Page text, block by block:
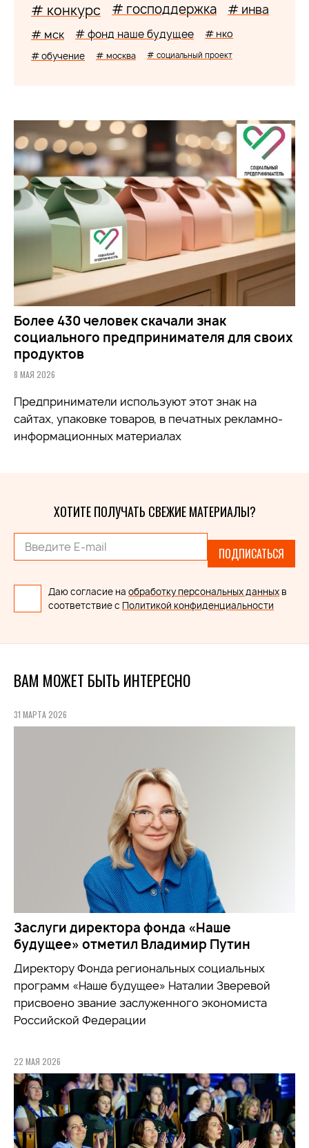
# конкурс # господдержка # инва
# мск # фонд наше будущее # нко
# обучение # москва # социальный проект
Более 430 человек скачали знак
социального предпринимателя для своих
продуктов
8 МАЯ 2026
Предприниматели используют этот знак на
сайтах, упаковке товаров, в печатных рекламно-
информационных материалах
ХОТИТЕ ПОЛУЧАТЬ СВЕЖИЕ МАТЕРИАЛЫ?
ПОДПИСАТЬСЯ
Даю согласие на обработку персональных данных в
соответствие с Политикой конфиденциальности
ВАМ МОЖЕТ БЫТЬ ИНТЕРЕСНО
31 МАРТА 2026
Заслуги директора фонда «Наше
будущее» отметил Владимир Путин
Директору Фонда региональных социальных
программ «Наше будущее» Наталии Зверевой
присвоено звание заслуженного экономиста
Российской Федерации
22 МАЯ 2026